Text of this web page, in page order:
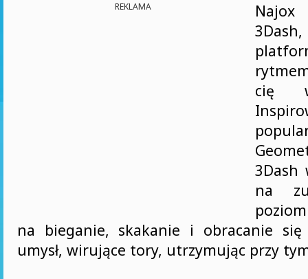
REKLAMA
cię
3Dash
na
na bieganie, skakanie i obracanie się
umysł, wirujące tory, utrzymując przy